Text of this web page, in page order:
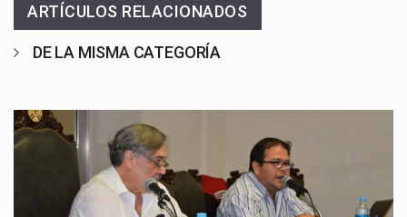
ARTÍCULOS RELACIONADOS
DE LA MISMA CATEGORÍA